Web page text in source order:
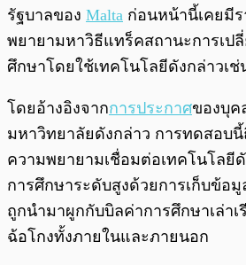
รัฐบาลของ Malta ก่อนหน้านี้เคยมีร
พยายามหาวิธีแทร็คสถานะการเป
ศึกษาโดยใช้เทคโนโลยีดังกล่าวเช่
โดยอ้างอิงจากการประกาศของบุค
มหาวิทยาลัยดังกล่าว การทดสอบ
ความพยายามเชื่อมต่อเทคโนโลยี
การศึกษาระดับสูงด้วยการเก็บข้อมู
ถูกนำมาผูกกับบิลค่าการศึกษาเล่าเ
ฉ้อโกงทั้งภายในและภายนอก